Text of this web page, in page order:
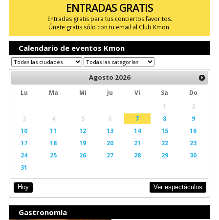
ENTRADAS GRATIS
Entradas gratis para tus conciertos favoritos.
Únete gratis sólo con tu email al Club Kmon.
Calendario de eventos Kmon
Agosto 2026
Lu Ma Mi Ju Vi Sa
Do
1
2
3
4 5 6 7 8
9
10
11 12 13 14 15
16
17
18 19 20 21 22
23
24
25 26 27 28 29
30
31
Hoy Ver espectáculos
Gastronomía